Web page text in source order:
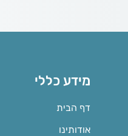
מידע כללי
דף הבית
אודותינו